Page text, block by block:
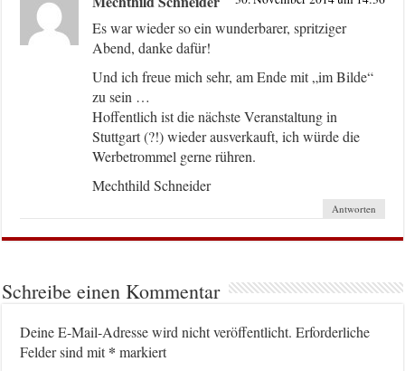
Es war wieder so ein wunderbarer, spritziger
Abend, danke dafür!
Und ich freue mich sehr, am Ende mit „im Bilde“
zu sein …
Hoffentlich ist die nächste Veranstaltung in
Stuttgart (?!) wieder ausverkauft, ich würde die
Werbetrommel gerne rühren.
Mechthild Schneider
Antworten
Schreibe einen Kommentar
Deine E-Mail-Adresse wird nicht veröffentlicht. Erforderliche
Felder sind mit* markiert